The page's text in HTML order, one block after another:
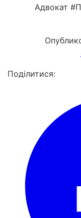
Адвокат
Поділитися: